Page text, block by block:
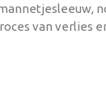
van verlies